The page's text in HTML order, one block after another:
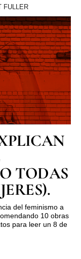
FULLER
TODAS
del feminismo a
10 obras
para leer un 8 de